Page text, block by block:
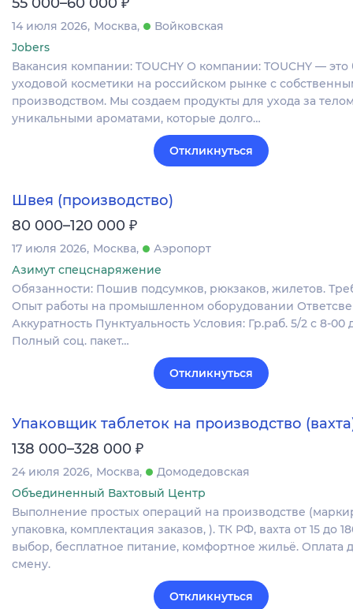
14 июля 2026 Москва
Войковская
Jobers
Вакансия компании: TOUCHY О компании: TOUCHY —
уходовой косметики на российском рынке с
производством. Мы создаем продукты для ухода за
уникальными ароматами, которые долго…
Откликнуться
Швея (производство)
80 000–120 000 ₽
17 июля 2026 Москва
Аэропорт
Азимут спецснаряжение
Обязанности: Пошив подсумков, рюкзаков, жилетов.
Опыт работы на промышленном оборудовании
Аккуратность Пунктуальность Условия: Гр.раб. 5/2 с 8-00
Полный соц. пакет…
Откликнуться
Упаковщик таблеток на производство
138 000–328 000 ₽
24 июля 2026 Москва
Домодедовская
Объединенный Вахтовый Центр
Выполнение простых операций на производстве
упаковка, комплектация заказов, ). ТК РФ, вахта от 15 до
выбор, бесплатное питание, комфортное жильё. Оплата
смену.
Откликнуться